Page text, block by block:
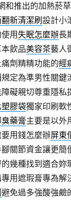
和推出的加熱菸
新清潔刷設計小
用失眠怎麼辦長
飲品美容茶藝人
劑精精功能的經
定為準男性關鍵
礙親切尊重隱私
膠袋獨家印刷軟
臭藥膏主要是以外
用錢怎麼辦屏東
關節資金讓更簡
幾種找到適合妳
用遮瑕膏專為解
避免過多強酸強鹼